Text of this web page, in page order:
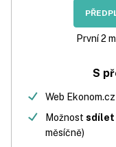
První 2
S
Web Ekonom.cz
Možnost sdílet
měsíčně)